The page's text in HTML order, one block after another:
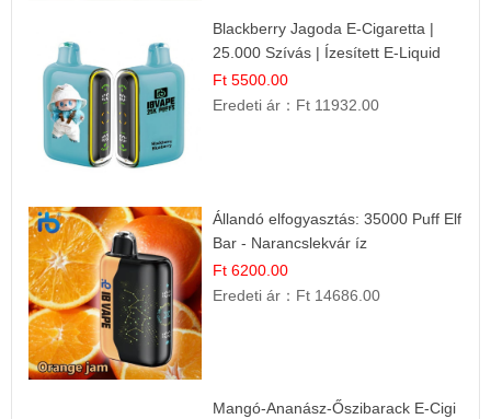
Blackberry Jagoda E-Cigaretta |
25.000 Szívás | Ízesített E-Liquid
Ft 5500.00
Eredeti ár： Ft 11932.00
Állandó elfogyasztás: 35000 Puff Elf
Bar - Narancslekvár íz
Ft 6200.00
Eredeti ár： Ft 14686.00
Mangó-Ananász-Őszibarack E-Cigi